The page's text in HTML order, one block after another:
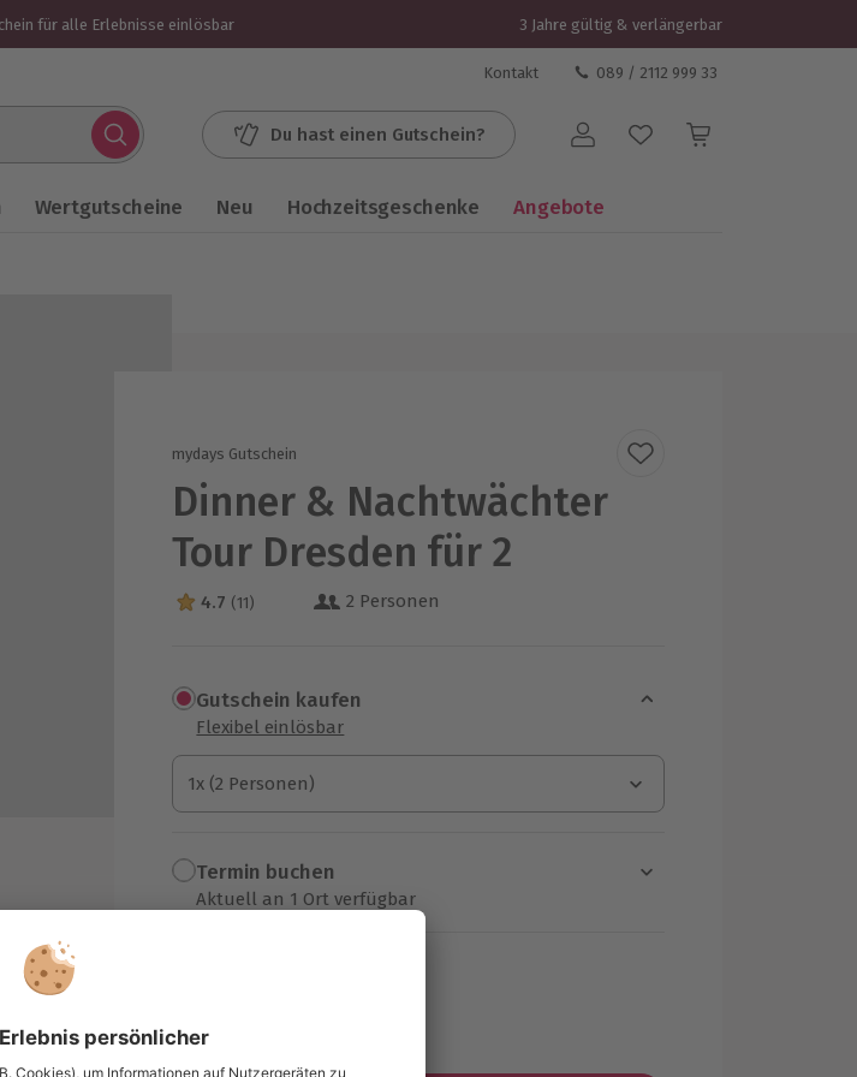
für alle Erlebnisse einlösbar 3 Jahre gültig & verlängerbar
Kontakt 089 / 2112 999 33
Du hast einen Gutschein? Benutzerkonto
Wertgutscheine Neu Hochzeitsgeschenke Angebote
mydays Gutschein
Dinner & Nachtwächter
Tour Dresden für 2
4.7 Sterne von 5 aus 11 Bewertungen
4.7 (11) 2 Personen
Gutschein kaufen
Flexibel einlösbar
1x (2 Personen)
1x (2 Personen)
1x (2 Personen)
Termin buchen
Aktuell an 1 Ort verfügbar
zzgl. Versand
an